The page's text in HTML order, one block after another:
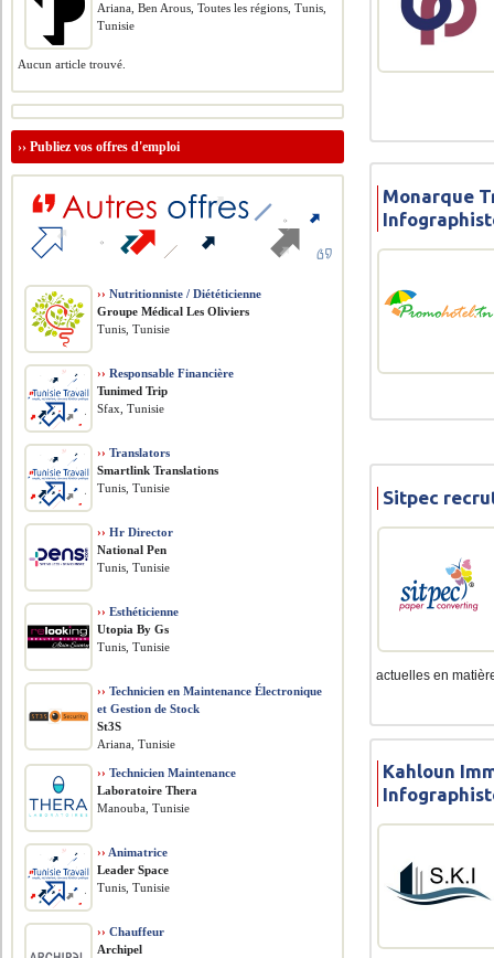
Monarque
Sitpec
actuelles en
Kahloun
Ariana, Ben Arous, Toutes les régions, Tunis,
Tunisie
Aucun article trouvé.
››Publiez vos offres d'emploi
›› Nutritionniste / Diététicienne
Groupe Médical Les Oliviers
Tunis, Tunisie
›› Responsable Financière
Tunimed Trip
Sfax, Tunisie
›› Translators
Smartlink Translations
Tunis, Tunisie
›› Hr Director
National Pen
Tunis, Tunisie
›› Esthéticienne
Utopia By Gs
Tunis, Tunisie
›› Technicien en Maintenance Électronique
et Gestion de Stock
St3S
Ariana, Tunisie
›› Technicien Maintenance
Laboratoire Thera
Manouba, Tunisie
›› Animatrice
Leader Space
Tunis, Tunisie
›› Chauffeur
Archipel